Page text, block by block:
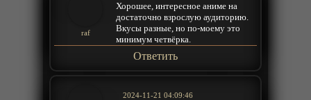
raf
Хорошее, интересное аниме на
достаточно взрослую аудиторию.
Вкусы разные, но по-моему это
минимум четвёрка.
Ответить
2024-11-21 04:09:46